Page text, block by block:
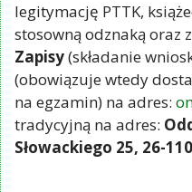
legitymację PTTK,
stosowną odznaką oraz
Zapisy(składanie
(obowiązuje wtedy
na egzamin) na adres:
tradycyjną na adres:
Słowackiego 25, 26-